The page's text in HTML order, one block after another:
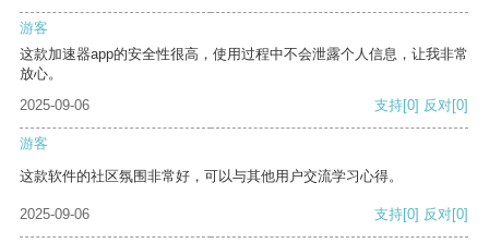
游客
这款加速器app的安全性很高，使用过程中不会泄露个人信息，让我非常
放心。
2025-09-06
支持[0] 反对[0]
游客
这款软件的社区氛围非常好，可以与其他用户交流学习心得。
2025-09-06 支持[0] 反对[0]